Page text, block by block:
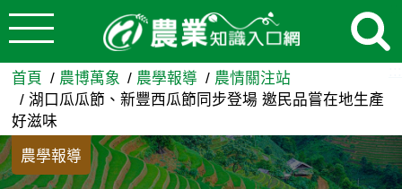
跳到主要內容
湖口瓜瓜節、新豐西瓜節同
首頁 農博萬象 農學報導
農情關注站
湖口瓜瓜節、新豐西瓜節同步登場 邀民品嘗在地生產
好滋味
農學報導